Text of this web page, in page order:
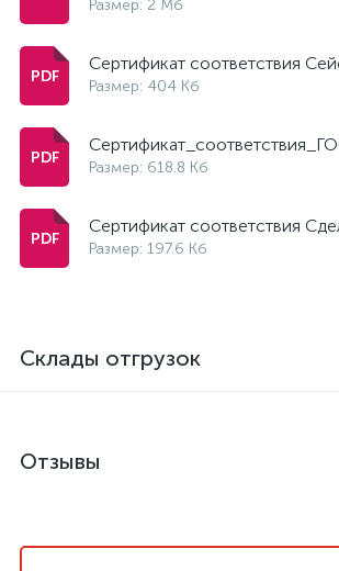
Размер: 2 Мб
Сертификат соответствия
Размер: 404 Кб
Размер: 618.8 Кб
Сертификат соответствия
Размер: 197.6 Кб
Склады отгрузок
Отзывы